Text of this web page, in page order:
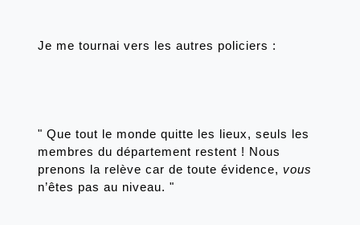
Je me tournai vers les autres policiers :
" Que tout le monde quitte les lieux, seuls les
membres du département restent ! Nous
prenons la relève car de toute évidence,
n’êtes pas au niveau. "